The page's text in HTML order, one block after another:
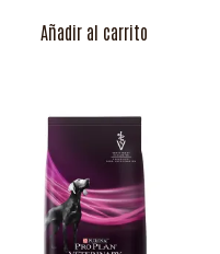
Añadir al carrito